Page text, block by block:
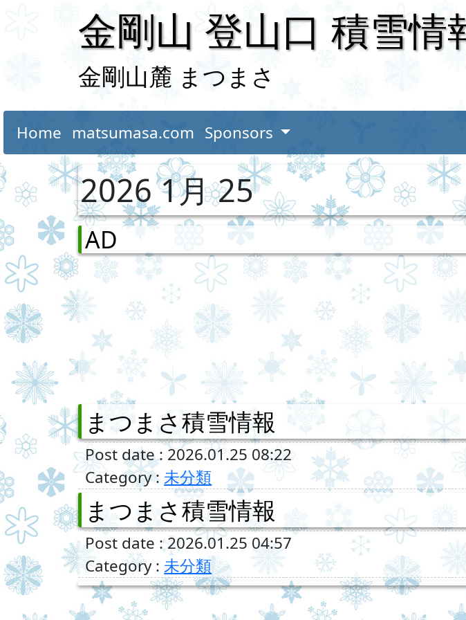
金剛山 登山口 積雪情
金剛山麓 まつまさ
Home matsumasa.com Sponsors
2026 1月 25
AD
まつまさ積雪情報
Post date : 2026.01.25 08:22
Category :未分類
まつまさ積雪情報
Post date : 2026.01.25 04:57
Category :未分類